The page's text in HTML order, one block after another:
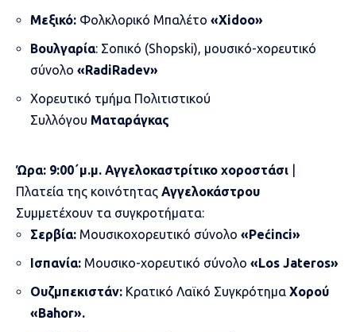
Μεξικό: Φολκλορικό Μπαλέτο «Xidoo»
Βουλγαρία: Σοπικό (Shopski), μουσικό-χορευτικό
σύνολο «RadiRadev»
Χορευτικό τμήμα Πολιτιστικού
Συλλόγου Ματαράγκας
Ώρα: 9:00΄μ.μ. Αγγελοκαστρίτικο χοροστάσι
Πλατεία της κοινότητας Αγγελοκάστρου
Συμμετέχουν τα συγκροτήματα:
Σερβία: Μουσικοχορευτικό σύνολο «Pećinci»
Ισπανία: Μουσικο-χορευτικό σύνολο «Los Jateros»
Ουζμπεκιστάν: Κρατικό Λαϊκό Συγκρότημα Χορού
«Bahor».